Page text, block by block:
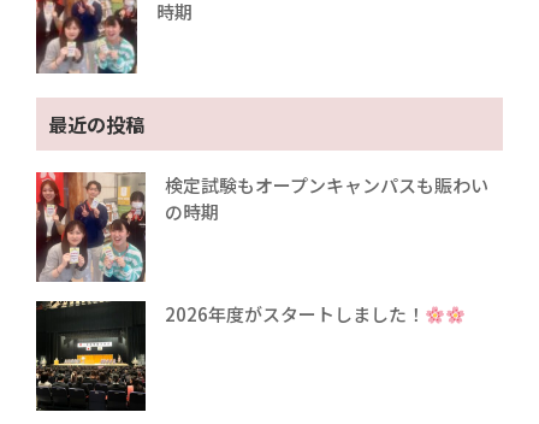
時期
最近の投稿
検定試験もオープンキャンパスも賑わい
の時期
2026年度がスタートしました！